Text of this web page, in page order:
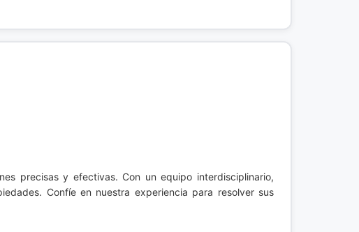
precisas y efectivas. Con un equipo interdisciplinario,
Confíe en nuestra experiencia para resolver sus